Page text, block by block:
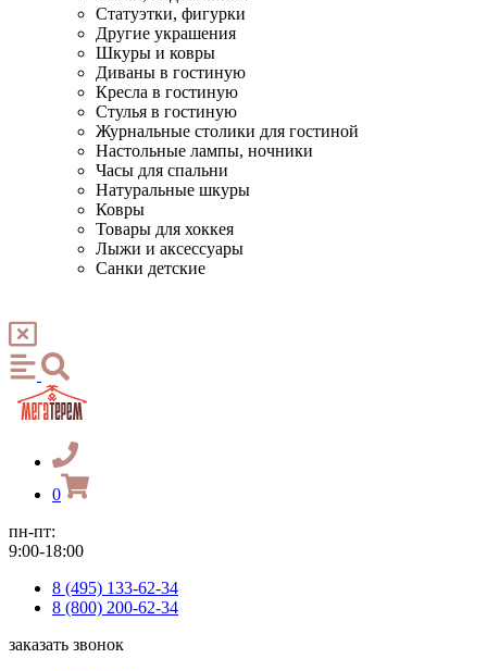
Статуэтки, фигурки
Другие украшения
Шкуры и ковры
Диваны в гостиную
Кресла в гостиную
Стулья в гостиную
Журнальные столики для гостиной
Настольные лампы, ночники
Часы для спальни
Натуральные шкуры
Ковры
Товары для хоккея
Лыжи и аксессуары
Санки детские
0
пн-пт:
9:00-18:00
8 (495) 133-62-34
8 (800) 200-62-34
заказать звонок